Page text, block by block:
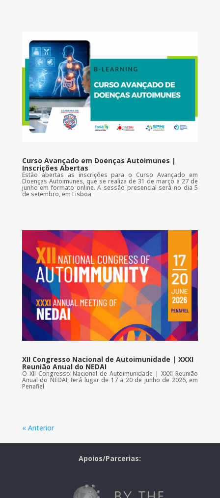
Curso Avançado em Doenças Autoimunes |
Inscrições Abertas
Estão abertas as inscrições para o Curso Avançado em
Doenças Autoimunes, que se realiza de 31 de março a 27 de
junho em formato online. A sessão presencial será no dia 5
de setembro, em Lisboa
XII Congresso Nacional de Autoimunidade | XXXI
Reunião Anual do NEDAI
O XII Congresso Nacional de Autoimunidade | XXXI Reunião
Anual do NEDAI, terá lugar de 17 a 20 de junho de 2026, em
Penafiel
« Anterior
Apoios/Parcerias: